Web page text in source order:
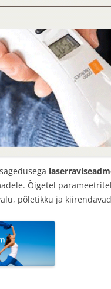
Õigetel
põletikku ja